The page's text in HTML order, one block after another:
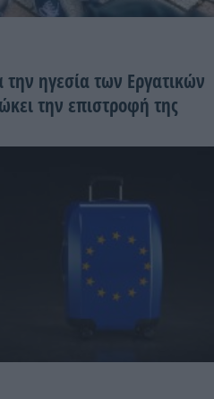
ηγεσία των Εργατικών
την επιστροφή της